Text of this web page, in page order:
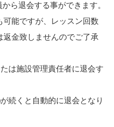
ら退会する事ができます。
可能ですが、レッスン回数
金致しませんのでご了承
は施設管理責任者に退会す
続くと自動的に退会となり